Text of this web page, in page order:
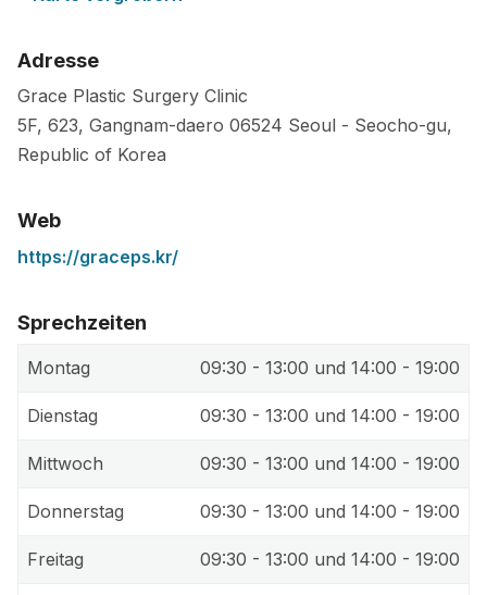
Adresse
Grace Plastic Surgery Clinic
5F, 623, Gangnam-daero 06524 Seoul - Seocho-gu,
Republic of Korea
Web
https://graceps.kr/
Sprechzeiten
Montag 09:30 - 13:00 und 14:00 - 19:00
Dienstag 09:30 - 13:00 und 14:00 - 19:00
Mittwoch 09:30 - 13:00 und 14:00 - 19:00
Donnerstag 09:30 - 13:00 und 14:00 - 19:00
Freitag 09:30 - 13:00 und 14:00 - 19:00